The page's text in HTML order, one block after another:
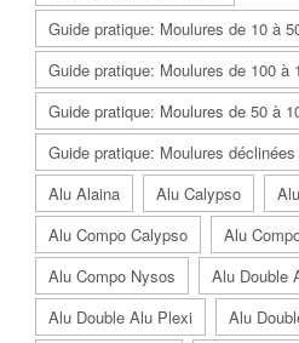
Guide pratique: Moulures de 10 à
Guide pratique: Moulures de 100 à
Guide pratique: Moulures de 50 à
Guide pratique: Moulures
Alu Alaina
Alu Calypso
Alu Compo Calypso
Alu
Alu Compo Nysos
Alu Double
Alu Double Alu Plexi
Alu